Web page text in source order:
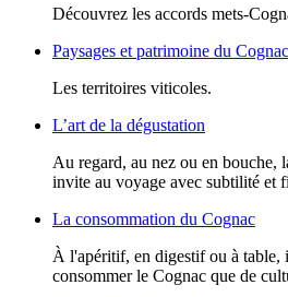
Découvrez les accords mets-
Paysages et patrimoine du Cognac
Les territoires viticoles.
L’art de la dégustation
Au regard, au nez ou en bouche,
invite au voyage avec subtilité et
La consommation du Cognac
À l'apéritif, en digestif ou à table,
consommer le Cognac que de